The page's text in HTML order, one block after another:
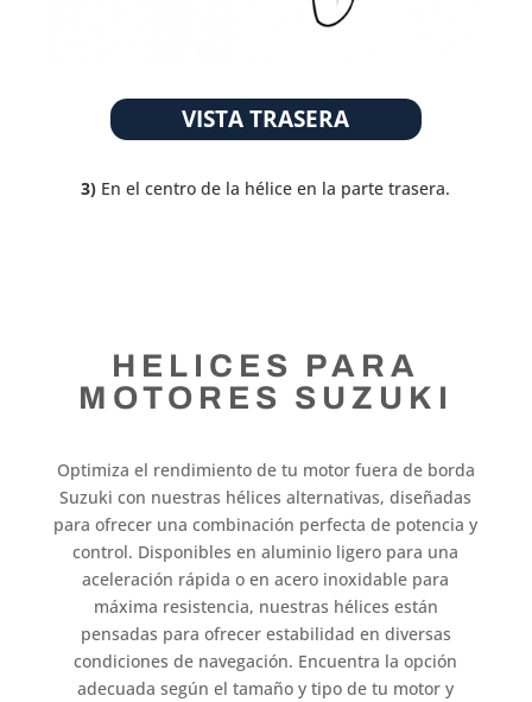
VISTA TRASERA
3) En el centro de la hélice en la parte trasera.
HELICES PARA
MOTORES SUZUKI
Optimiza el rendimiento de tu motor fuera de borda
Suzuki con nuestras hélices alternativas, diseñadas
para ofrecer una combinación perfecta de potencia y
control. Disponibles en aluminio ligero para una
aceleración rápida o en acero inoxidable para
máxima resistencia, nuestras hélices están
pensadas para ofrecer estabilidad en diversas
condiciones de navegación. Encuentra la opción
adecuada según el tamaño y tipo de tu motor y